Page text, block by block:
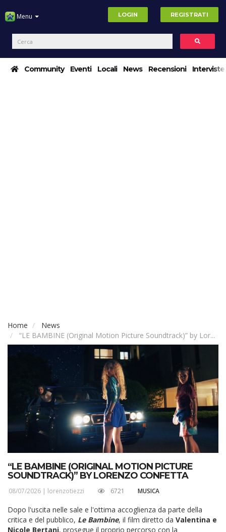
Menu LOGIN REGISTRATI
Community Eventi Locali News Recensioni Interviste
Home
News
“LE BAMBINE (Original Motion Picture Soundtrack)” by Lor...
“LE BAMBINE (ORIGINAL MOTION PICTURE
SOUNDTRACK)” BY LORENZO CONFETTA
08/07/2026 | lorenzotiezzi 6721 MUSICA
Dopo l'uscita nelle sale e l'ottima accoglienza da parte della
critica e del pubblico, Le Bambine, il film diretto da Valentina e
Nicole Bertani, prosegue il proprio percorso con la